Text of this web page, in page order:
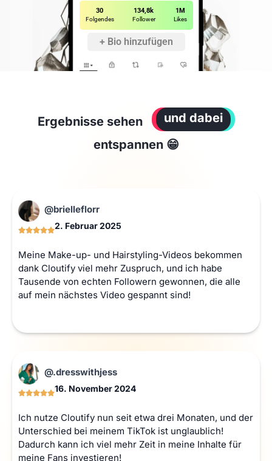
30
Folgendes
134,8k
Follower
1M
Likes
+ Bio hinzufügen
Ergebnisse sehen
und dabei
entspannen 😁
2. Februar 2025
Meine Make-up- und Hairstyling-Videos bekommen
dank Cloutify viel mehr Zuspruch, und ich habe
Tausende von echten Followern gewonnen, die alle
auf mein nächstes Video gespannt sind!
@brielleflorr
16. November 2024
Ich nutze Cloutify nun seit etwa drei Monaten, und der
Unterschied bei meinem TikTok ist unglaublich!
Dadurch kann ich viel mehr Zeit in meine Inhalte für
meine Fans investieren!
@.dresswithjess